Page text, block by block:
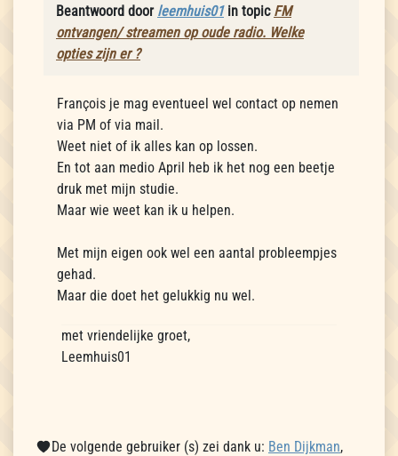
Beantwoord door leemhuis01in topic FM
ontvangen/ streamen op oude radio. Welke
opties zijn er ?
François je mag eventueel wel contact op nemen
via PM of via mail.
Weet niet of ik alles kan op lossen.
En tot aan medio April heb ik het nog een beetje
druk met mijn studie.
Maar wie weet kan ik u helpen.
Met mijn eigen ook wel een aantal probleempjes
gehad.
Maar die doet het gelukkig nu wel.
met vriendelijke groet,
Leemhuis01
De volgende gebruiker (s) zei dank u: Ben Dijkman,